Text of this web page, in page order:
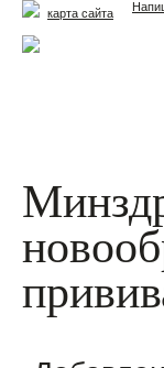
карта сайта